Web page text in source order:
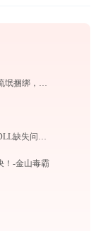
企业微信电脑版下载安装与多开配置：拒绝流氓捆绑，拯救C盘深度瘦身配置指南
amd_ags_x64.dll下载指南：解决32/64位系统DLL缺失问题 | 官方免费安全下载
！-金山毒霸